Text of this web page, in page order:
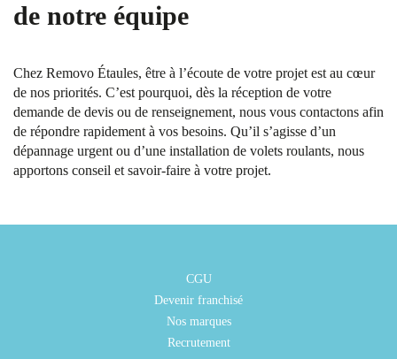
de notre équipe
Chez Removo Étaules, être à l’écoute de votre projet est au cœur
de nos priorités. C’est pourquoi, dès la réception de votre
demande de devis ou de renseignement, nous vous contactons afin
de répondre rapidement à vos besoins. Qu’il s’agisse d’un
dépannage urgent ou d’une installation de volets roulants, nous
apportons conseil et savoir-faire à votre projet.
CGU
Devenir franchisé
Nos marques
Recrutement